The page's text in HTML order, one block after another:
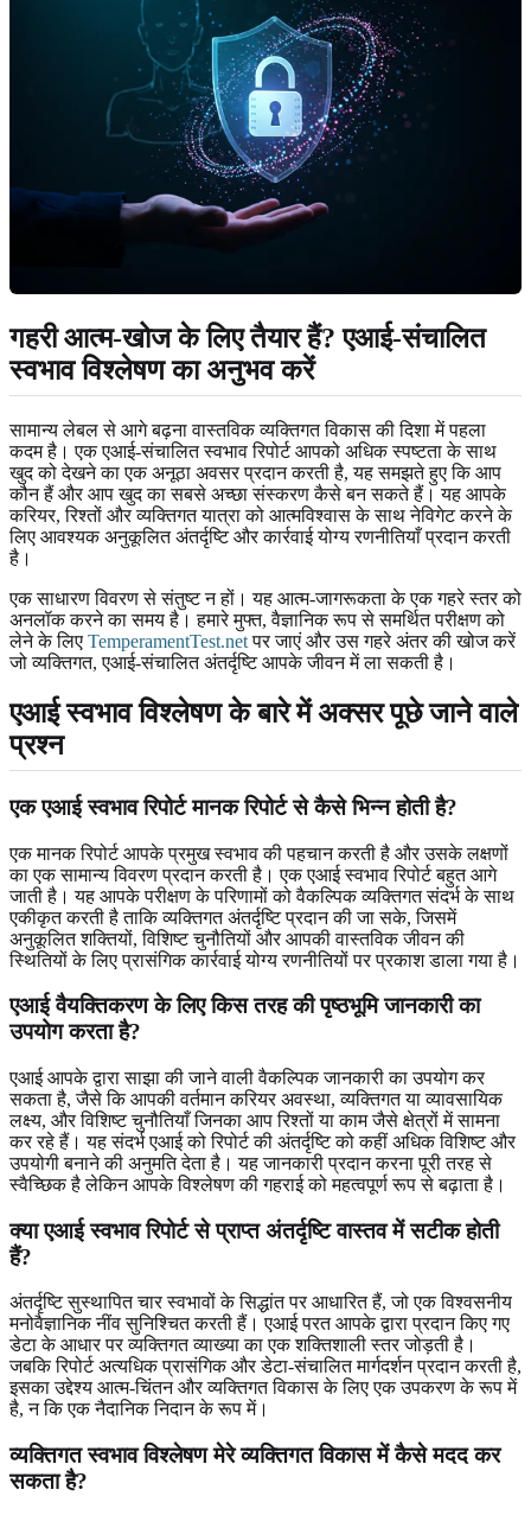
गहरी आत्म-खोज के लिए तैयार हैं? एआई-संचालित
स्वभाव विश्लेषण का अनुभव करें
सामान्य लेबल से आगे बढ़ना वास्तविक व्यक्तिगत विकास की दिशा में पहला
कदम है। एक एआई-संचालित स्वभाव रिपोर्ट आपको अधिक स्पष्टता के साथ
खुद को देखने का एक अनूठा अवसर प्रदान करती है, यह समझते हुए कि आप
कौन हैं और आप खुद का सबसे अच्छा संस्करण कैसे बन सकते हैं। यह आपके
करियर, रिश्तों और व्यक्तिगत यात्रा को आत्मविश्वास के साथ नेविगेट करने के
लिए आवश्यक अनुकूलित अंतर्दृष्टि और कार्रवाई योग्य रणनीतियाँ प्रदान करती
है।
एक साधारण विवरण से संतुष्ट न हों। यह आत्म-जागरूकता के एक गहरे स्तर को
अनलॉक करने का समय है। हमारे मुफ्त, वैज्ञानिक रूप से समर्थित परीक्षण को
लेने के लिए TemperamentTest.netपर जाएं और उस गहरे अंतर की खोज करें
जो व्यक्तिगत, एआई-संचालित अंतर्दृष्टि आपके जीवन में ला सकती है।
एआई स्वभाव विश्लेषण के बारे में अक्सर पूछे जाने वाले
प्रश्न
एक एआई स्वभाव रिपोर्ट मानक रिपोर्ट से कैसे भिन्न होती है?
एक मानक रिपोर्ट आपके प्रमुख स्वभाव की पहचान करती है और उसके लक्षणों
का एक सामान्य विवरण प्रदान करती है। एक एआई स्वभाव रिपोर्ट बहुत आगे
जाती है। यह आपके परीक्षण के परिणामों को वैकल्पिक व्यक्तिगत संदर्भ के साथ
एकीकृत करती है ताकि व्यक्तिगत अंतर्दृष्टि प्रदान की जा सके, जिसमें
अनुकूलित शक्तियों, विशिष्ट चुनौतियों और आपकी वास्तविक जीवन की
स्थितियों के लिए प्रासंगिक कार्रवाई योग्य रणनीतियों पर प्रकाश डाला गया है।
एआई वैयक्तिकरण के लिए किस तरह की पृष्ठभूमि जानकारी का
उपयोग करता है?
एआई आपके द्वारा साझा की जाने वाली वैकल्पिक जानकारी का उपयोग कर
सकता है, जैसे कि आपकी वर्तमान करियर अवस्था, व्यक्तिगत या व्यावसायिक
लक्ष्य, और विशिष्ट चुनौतियाँ जिनका आप रिश्तों या काम जैसे क्षेत्रों में सामना
कर रहे हैं। यह संदर्भ एआई को रिपोर्ट की अंतर्दृष्टि को कहीं अधिक विशिष्ट और
उपयोगी बनाने की अनुमति देता है। यह जानकारी प्रदान करना पूरी तरह से
स्वैच्छिक है लेकिन आपके विश्लेषण की गहराई को महत्वपूर्ण रूप से बढ़ाता है।
क्या एआई स्वभाव रिपोर्ट से प्राप्त अंतर्दृष्टि वास्तव में सटीक होती
हैं?
अंतर्दृष्टि सुस्थापित चार स्वभावों के सिद्धांत पर आधारित हैं, जो एक विश्वसनीय
मनोवैज्ञानिक नींव सुनिश्चित करती हैं। एआई परत आपके द्वारा प्रदान किए गए
डेटा के आधार पर व्यक्तिगत व्याख्या का एक शक्तिशाली स्तर जोड़ती है।
जबकि रिपोर्ट अत्यधिक प्रासंगिक और डेटा-संचालित मार्गदर्शन प्रदान करती है,
इसका उद्देश्य आत्म-चिंतन और व्यक्तिगत विकास के लिए एक उपकरण के रूप में
है, न कि एक नैदानिक निदान के रूप में।
व्यक्तिगत स्वभाव विश्लेषण मेरे व्यक्तिगत विकास में कैसे मदद कर
सकता है?